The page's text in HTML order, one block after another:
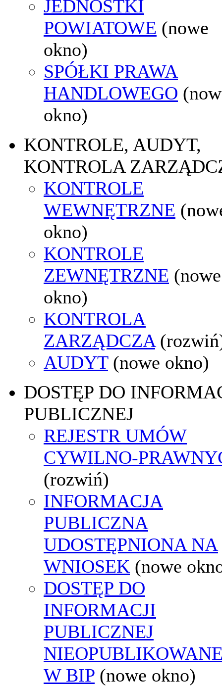
JEDNOSTKI
POWIATOWE (nowe
okno)
SPÓŁKI PRAWA
HANDLOWEGO
okno)
KONTROLE, AUDYT,
KONTROLA
KONTROLE
WEWNĘTRZNE
okno)
KONTROLE
ZEWNĘTRZNE (nowe
okno)
KONTROLA
ZARZĄDCZA
AUDYT (nowe okno)
DOSTĘP DO
PUBLICZNEJ
REJESTR UMÓW
CYWILNO-
(rozwiń)
INFORMACJA
PUBLICZNA
UDOSTĘPNIONA NA
WNIOSEK (nowe
DOSTĘP DO
INFORMACJI
PUBLICZNEJ
W BIP (nowe okno)